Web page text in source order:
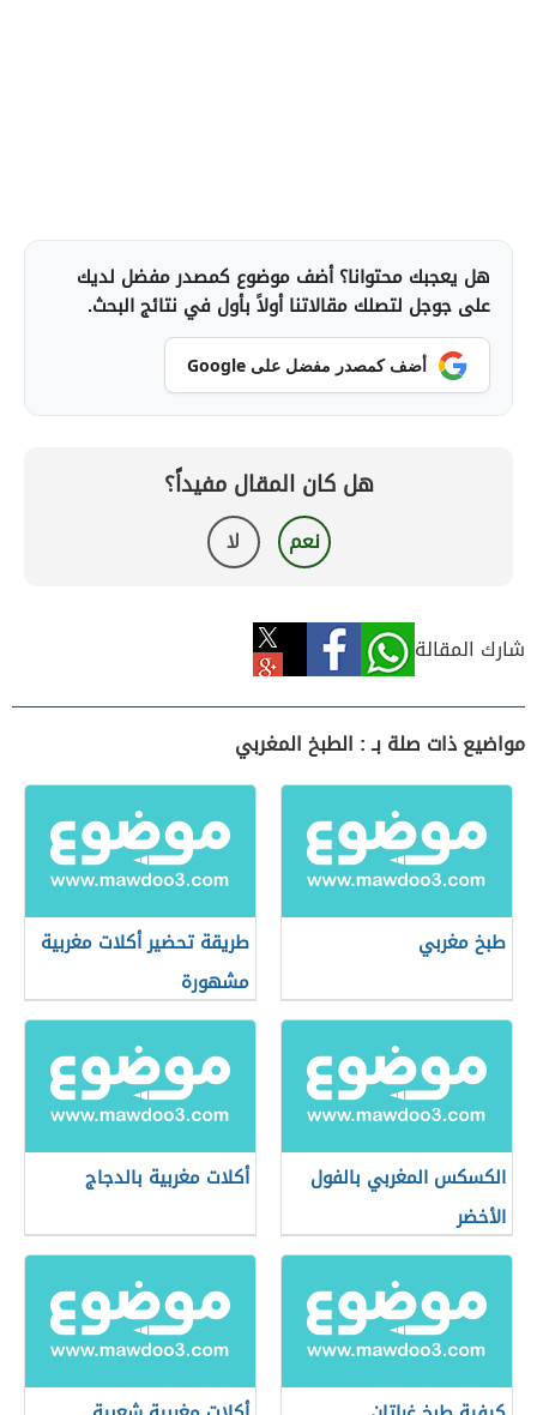
هل يعجبك محتوانا؟ أضف موضوع كمصدر مفضل لديك
على جوجل لتصلك مقالاتنا أولاً بأول في نتائج البحث.
أضف كمصدر مفضل على Google
هل كان المقال مفيداً؟
نعم لا
شارك المقالة
مواضيع ذات صلة بـ : الطبخ المغربي
طبخ مغربي
طريقة تحضير أكلات مغربية
مشهورة
الكسكس المغربي بالفول
الأخضر
أكلات مغربية بالدجاج